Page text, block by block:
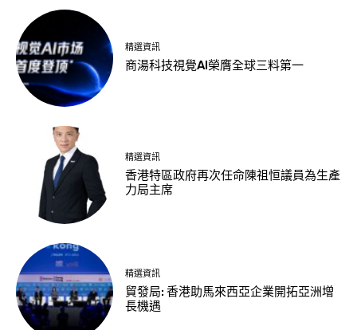
精選資訊
商湯科技視覺AI榮膺全球三料第一
精選資訊
香港特區政府再次任命陳祖恒議員為生產
力局主席
精選資訊
貿發局: 香港助馬來西亞企業開拓亞洲增
長機遇